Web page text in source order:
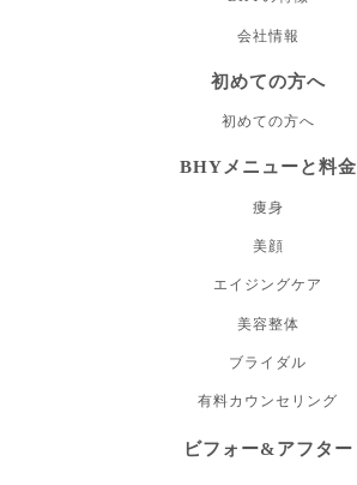
会社情報
初めての方へ
初めての方へ
BHYメニューと料金
痩身
美顔
エイジングケア
美容整体
ブライダル
有料カウンセリング
ビフォー&アフター